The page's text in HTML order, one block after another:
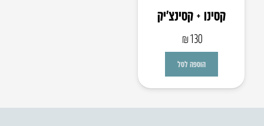
קסינו + קסינצ׳יק
₪130
הוספה לסל